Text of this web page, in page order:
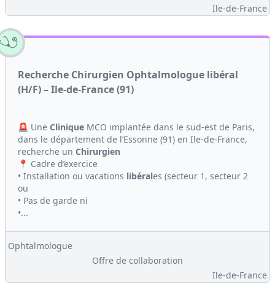
Ile-de-France
Recherche Chirurgien Ophtalmologue libéral
(H/F) – Ile-de-France (91)
🚨 Une Clinique MCO implantée dans le sud-est de Paris,
dans le département de l’Essonne (91) en Ile-de-France,
recherche un Chirurgien
📍 Cadre d’exercice
• Installation ou vacations libérales (secteur 1, secteur 2
ou
• Pas de garde ni
•...
Ophtalmologue
Offre de collaboration
Ile-de-France